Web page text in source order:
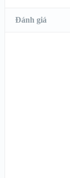
Đánh giá